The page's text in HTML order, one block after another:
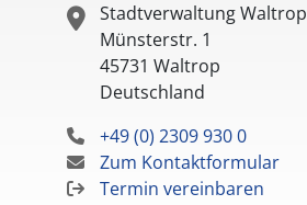
Stadtverwaltung Waltrop
Münsterstr. 1
45731 Waltrop
Deutschland
+49 (0) 2309 930 0
Zum Kontaktformular
Termin vereinbaren